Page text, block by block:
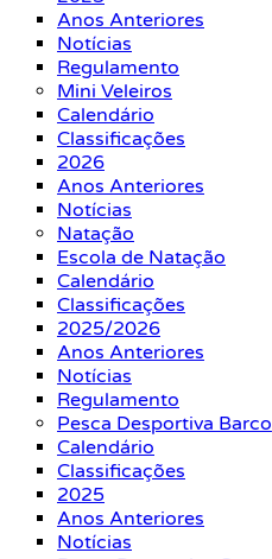
Anos Anteriores
Notícias
Regulamento
Mini Veleiros
Calendário
Classificações
2026
Anos Anteriores
Notícias
Natação
Escola de Natação
Calendário
Classificações
2025/2026
Anos Anteriores
Notícias
Regulamento
Pesca Desportiva Barco
Calendário
Classificações
2025
Anos Anteriores
Notícias